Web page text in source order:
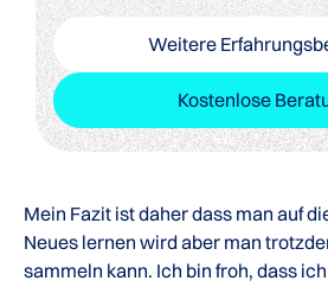
Weitere
Kostenlose
Mein Fazit ist daher dass man auf
Neues lernen wird aber man
sammeln kann. Ich bin froh, dass